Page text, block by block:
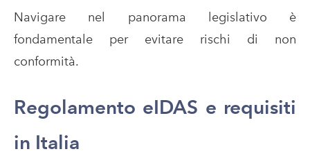
Navigare nel panorama legislativo è
fondamentale per evitare rischi di non
conformità.
Regolamento eIDAS e requisiti
in Italia